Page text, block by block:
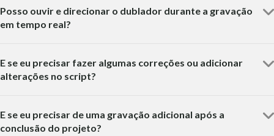
Posso ouvir e direcionar o dublador durante a gravação
em tempo real?
E se eu precisar fazer algumas correções ou adicionar
alterações no script?
E se eu precisar de uma gravação adicional após a
conclusão do projeto?